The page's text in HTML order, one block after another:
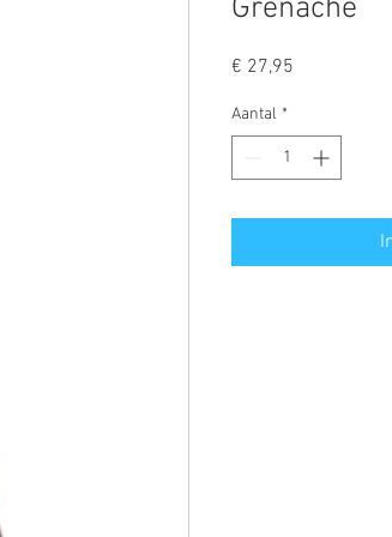
Grenache
€ 27,95
Aantal *